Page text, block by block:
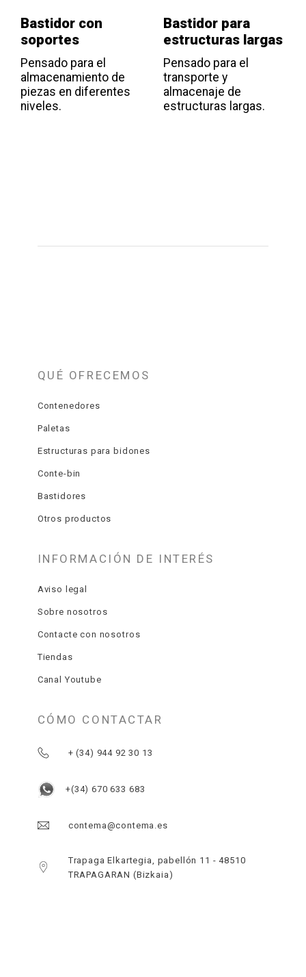
Bastidor con
soportes
Pensado para el
almacenamiento de
piezas en diferentes
niveles.
Bastidor para
estructuras largas
Pensado para el
transporte y
almacenaje de
estructuras largas.
QUÉ OFRECEMOS
Contenedores
Paletas
Estructuras para bidones
Conte-bin
Bastidores
Otros productos
INFORMACIÓN DE INTERÉS
Aviso legal
Sobre nosotros
Contacte con nosotros
Tiendas
Canal Youtube
CÓMO CONTACTAR
+ (34) 944 92 30 13
+(34) 670 633 683
contema@contema.es
Trapaga Elkartegia, pabellón 11 - 48510
TRAPAGARAN (Bizkaia)